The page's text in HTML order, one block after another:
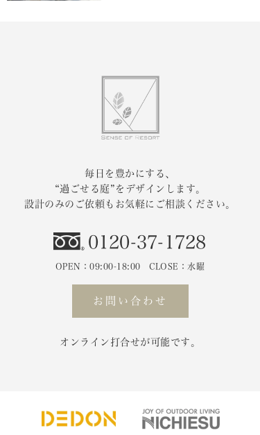
毎日を豊かにする、
“過ごせる庭”をデザインします。
設計のみのご依頼もお気軽にご相談ください。
0120-37-1728
OPEN：09:00-18:00 CLOSE：水曜
お問い合わせ
オンライン打合せが可能です。